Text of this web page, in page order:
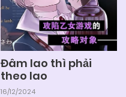
Đâm lao thì phải
theo lao
16/12/2024